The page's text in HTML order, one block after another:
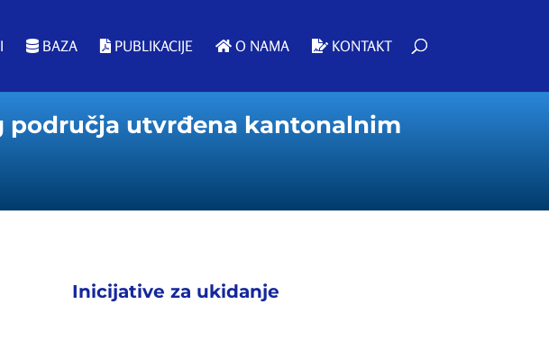
BAZA PUBLIKACIJE O NAMA KONTAKT
područja utvrđena kantonalnim
Inicijative za ukidanje